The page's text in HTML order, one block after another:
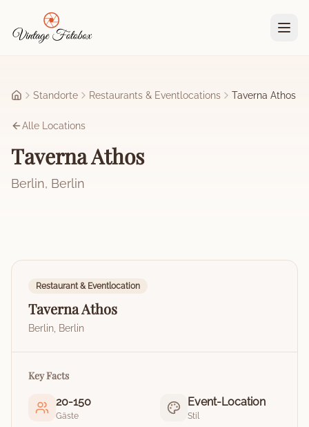
Startseite
Standorte Restaurants & Eventlocations Taverna Athos
Alle Locations
Taverna Athos
Berlin, Berlin
Restaurant & Eventlocation
Taverna Athos
Berlin Berlin
Key Facts
20-150
Gäste
Event-Location
Stil